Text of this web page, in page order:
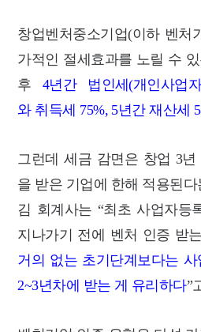
창업벤처중소기업(이하 벤처
가적인 절세효과를 노릴 수
후 4년간 법인세(개인사업
와 취득세 75%, 5년간 재산세
그런데 세금 감면은 창업 3
을 받은 기업에 한해 적용된
김 회계사는 “최초 사업자등
지나가기 전에 벤처 인증 받
거의 없는 초기단계보다는
2~3년차에 받는 게 유리하다”